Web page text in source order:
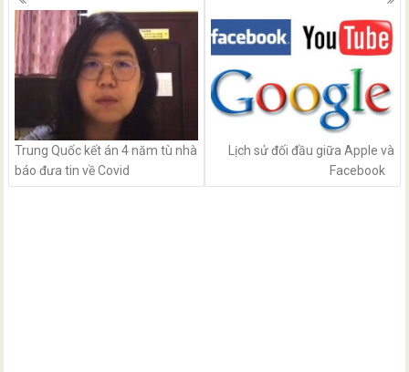
navigation
Trung Quốc kết án 4 năm tù nhà
báo đưa tin về Covid
Lịch sử đối đầu giữa Apple và
Facebook